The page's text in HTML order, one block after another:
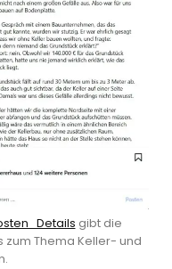
gibt die
zum Thema Keller- und